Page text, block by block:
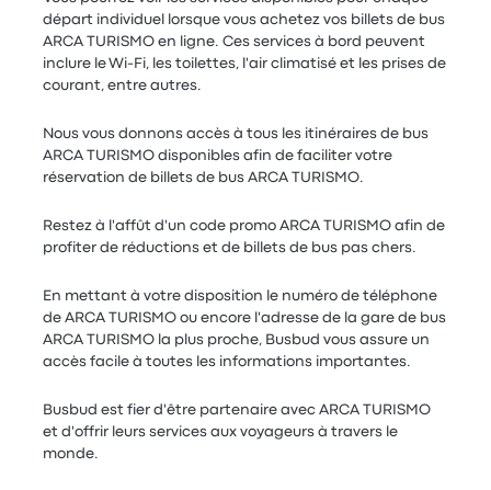
départ individuel lorsque vous achetez vos billets de bus
ARCA TURISMO en ligne. Ces services à bord peuvent
inclure le Wi-Fi, les toilettes, l'air climatisé et les prises de
courant, entre autres.
Nous vous donnons accès à tous les itinéraires de bus
ARCA TURISMO disponibles afin de faciliter votre
réservation de billets de bus ARCA TURISMO.
Restez à l'affût d'un code promo ARCA TURISMO afin de
profiter de réductions et de billets de bus pas chers.
En mettant à votre disposition le numéro de téléphone
de ARCA TURISMO ou encore l'adresse de la gare de bus
ARCA TURISMO la plus proche, Busbud vous assure un
accès facile à toutes les informations importantes.
Busbud est fier d'être partenaire avec ARCA TURISMO
et d'offrir leurs services aux voyageurs à travers le
monde.